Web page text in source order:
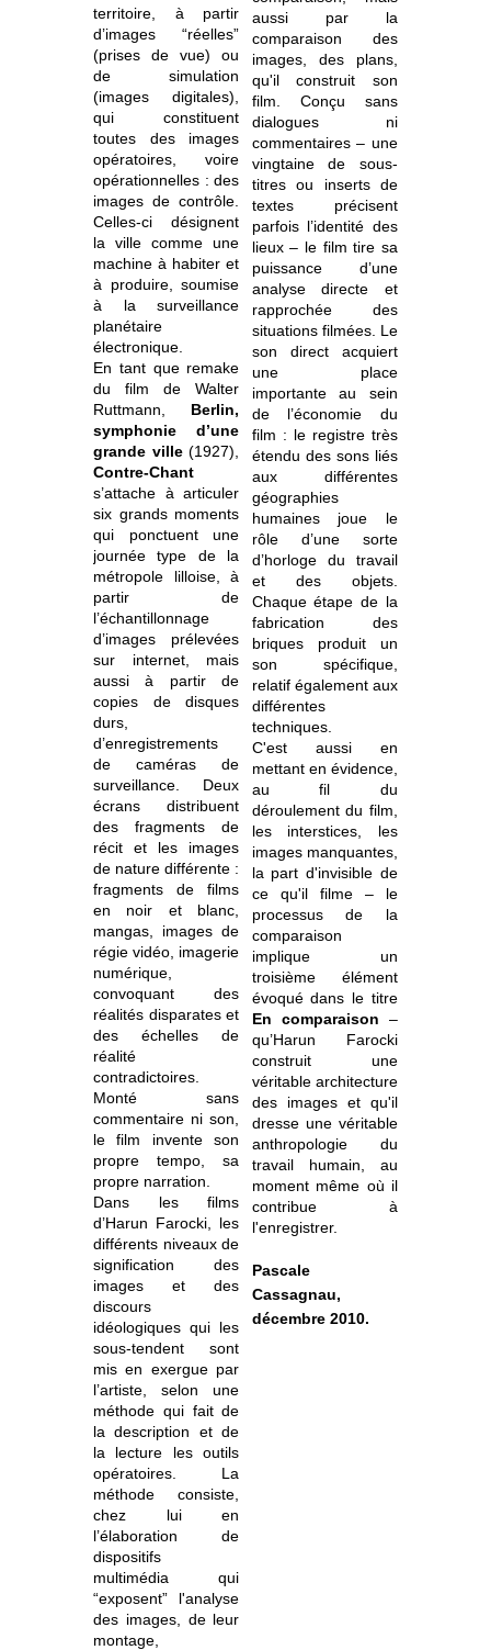
territoire, à partir
d’images “réelles”
(prises de vue) ou
de simulation
(images digitales),
qui constituent
toutes des images
opératoires, voire
opérationnelles : des
images de contrôle.
Celles-ci désignent
la ville comme une
machine à habiter et
à produire, soumise
à la surveillance
planétaire
électronique.
En tant que remake
du film de Walter
Ruttmann, Berlin,
symphonie d’une
grande ville(1927),
Contre-Chant
s’attache à articuler
six grands moments
qui ponctuent une
journée type de la
métropole lilloise, à
partir de
l’échantillonnage
d’images prélevées
sur internet, mais
aussi à partir de
copies de disques
durs,
d’enregistrements
de caméras de
surveillance. Deux
écrans distribuent
des fragments de
récit et les images
de nature différente :
fragments de films
en noir et blanc,
mangas, images de
régie vidéo, imagerie
numérique,
convoquant des
réalités disparates et
des échelles de
réalité
contradictoires.
Monté sans
commentaire ni son,
le film invente son
propre tempo, sa
propre narration.
Dans les films
d’Harun Farocki, les
différents niveaux de
signification des
images et des
discours
idéologiques qui les
sous-tendent sont
mis en exergue par
l’artiste, selon une
méthode qui fait de
la description et de
la lecture les outils
opératoires. La
méthode consiste,
chez lui en
l’élaboration de
dispositifs
multimédia qui
“exposent” l'analyse
des images, de leur
montage,
aussi par la
comparaison des
images, des plans,
qu'il construit son
film. Conçu sans
dialogues ni
commentaires – une
vingtaine de sous-
titres ou inserts de
textes précisent
parfois l’identité des
lieux – le film tire sa
puissance d’une
analyse directe et
rapprochée des
situations filmées. Le
son direct acquiert
une place
importante au sein
de l’économie du
film : le registre très
étendu des sons liés
aux différentes
géographies
humaines joue le
rôle d’une sorte
d’horloge du travail
et des objets.
Chaque étape de la
fabrication des
briques produit un
son spécifique,
relatif également aux
différentes
techniques.
C'est aussi en
mettant en évidence,
au fil du
déroulement du film,
les interstices, les
images manquantes,
la part d'invisible de
ce qu'il filme – le
processus de la
comparaison
implique un
troisième élément
évoqué dans le titre
En comparaison –
qu’Harun Farocki
construit une
véritable architecture
des images et qu'il
dresse une véritable
anthropologie du
travail humain, au
moment même où il
contribue à
l'enregistrer.
Pascale
Cassagnau,
décembre 2010.